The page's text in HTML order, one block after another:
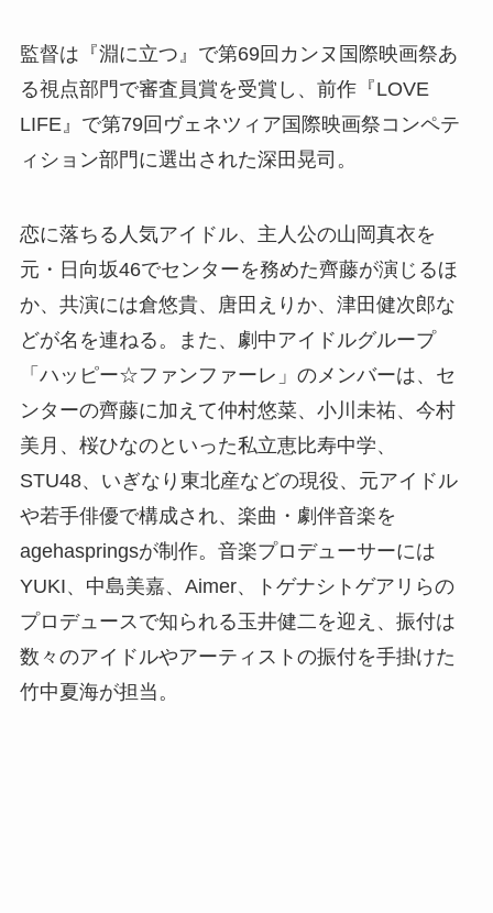
監督は『淵に立つ』で第69回カンヌ国際映画祭あ
る視点部門で審査員賞を受賞し、前作『LOVE
LIFE』で第79回ヴェネツィア国際映画祭コンペテ
ィション部門に選出された深田晃司。
恋に落ちる人気アイドル、主人公の山岡真衣を
元・日向坂46でセンターを務めた齊藤が演じるほ
か、共演には倉悠貴、唐田えりか、津田健次郎な
どが名を連ねる。また、劇中アイドルグループ
「ハッピー☆ファンファーレ」のメンバーは、セ
ンターの齊藤に加えて仲村悠菜、小川未祐、今村
美月、桜ひなのといった私立恵比寿中学、
STU48、いぎなり東北産などの現役、元アイドル
や若手俳優で構成され、楽曲・劇伴音楽を
agehaspringsが制作。音楽プロデューサーには
YUKI、中島美嘉、Aimer、トゲナシトゲアリらの
プロデュースで知られる玉井健二を迎え、振付は
数々のアイドルやアーティストの振付を手掛けた
竹中夏海が担当。